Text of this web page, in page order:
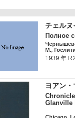
チェル
Полное
М.,
1939 年
ヨアン
Glanville